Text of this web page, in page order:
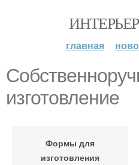
главная
изготовление
Формы для
изготовления